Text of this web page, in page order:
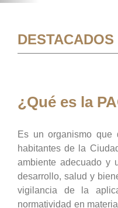
DESTACADOS
¿Qué es la
Es un organismo que
habitantes de la
ambiente adecuado y
desarrollo, salud y
vigilancia de la
normatividad en